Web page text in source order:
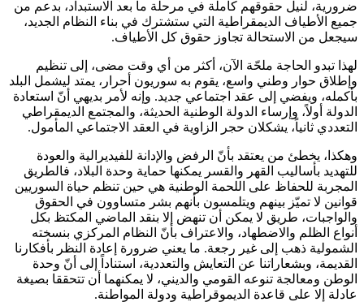
ضرورية، لنيل حقوقهم كاملة في مرحلة ما بعد الاستبداد، بدعم من
جميع الأطياف الديمقراطية التي ستشترك في بناء النظام الجديد،
سيجعل من الاستحالة تجاوز حقوق كل الأطياف.
لهذا تبدو الحاجة ملحّة الآن، أكثر من أي وقت مضى، إلى تنظيم
وإطلاق حوار وطني واسع، يقوم به سوريون أحرار، يمتد ليشمل البلد
بأكمله، ويفضي إلى عقد اجتماعي جديد. وإنه لأمر بديهي أنّ استعادة
الدولة أولاً، وإرساء الدولة الوطنية الحديثة، والمجتمع الديمقراطي
التعددي ثانياً، يشكلان حجر الزاوية في العقد الاجتماعي المأمول.
وهكذا، يخطئ من يعتقد بأنّ الرفض والإدانة للفيديرالية والعودة
للتهديد بأساليب القهر والقسر يمكنها حماية وحدة البلاد، فالطريق
المجربة للحفاظ على اللحمة الوطنية هي حين تنظم حياة السوريين
قوانين لا تميّز بينهم ويتلمسون بأنهم بشر متساوون في الحقوق
والواجبات، طريق لا يمكن أن تنهض إلا بنقد الماضي المكتظ بكل
أنواع الظلم والاضطهاد، والاعتراف بأنّ النظام المركزي بنسخته
الشمولية ذهب إلى غير رجعة. ما يعني ضرورة إعادة النظر بأفكارنا
القديمة، وبشعاراتنا عن التعايش والتعددية، استناداً إلى أنّ وحدة
الوطن ومعالجة تنوعه القومي والديني، لا يمكنهما أن تتحققا بصيغة
عادلة إلا على قاعدة الديموقراطية ودولة المواطنة.